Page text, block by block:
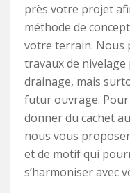
près votre projet
méthode de
votre terrain. Nous
travaux de
drainage, mais
futur ouvrage.
donner du cachet
nous vous
et de motif qui
s’harmoniser avec